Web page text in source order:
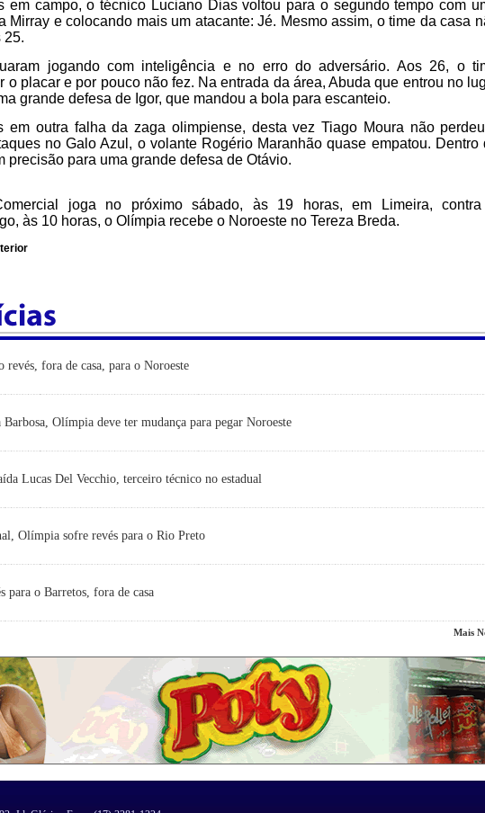
em campo, o técnico Luciano Dias voltou para o segundo tempo com
Mirray e colocando mais um atacante: Jé. Mesmo assim, o time da casa
25.
jogando com inteligência e no erro do adversário. Aos 26, o
o placar e por pouco não fez. Na entrada da área, Abuda que entrou no
grande defesa de Igor, que mandou a bola para escanteio.
em outra falha da zaga olimpiense, desta vez Tiago Moura não
no Galo Azul, o volante Rogério Maranhão quase empatou. Dentro
precisão para uma grande defesa de Otávio.
joga no próximo sábado, às 19 horas, em Limeira,
às 10 horas, o Olímpia recebe o Noroeste no Tereza Breda.
fora de casa, para o Noroeste
Olímpia deve ter mudança para pegar Noroeste
Lucas Del Vecchio, terceiro técnico no estadual
Olímpia sofre revés para o Rio Preto
para o Barretos, fora de casa
Mais